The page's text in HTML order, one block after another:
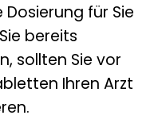
Dosierung für Sie
bereits
sollten Sie vor
Ihren Arzt